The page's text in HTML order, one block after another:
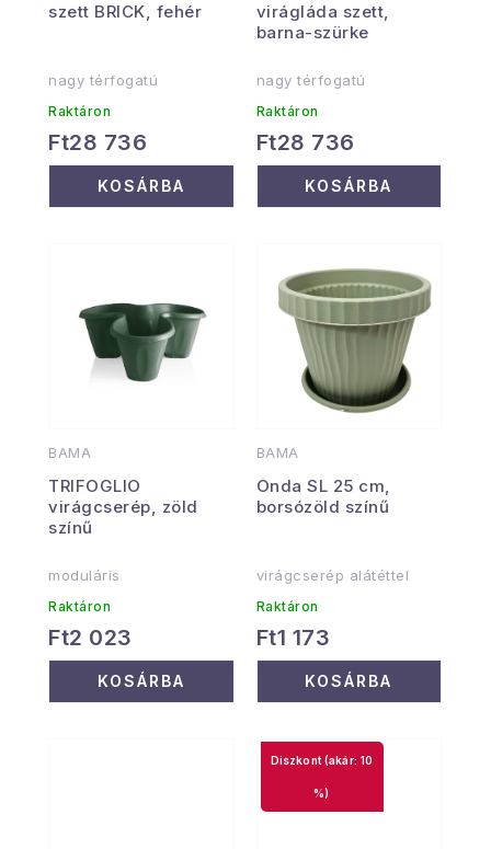
szett BRICK, fehér
nagy térfogatú
Raktáron
Ft28 736
KOSÁRBA
virágláda szett,
barna-szürke
nagy térfogatú
Raktáron
Ft28 736
KOSÁRBA
BAMA
TRIFOGLIO
virágcserép, zöld
színű
moduláris
Raktáron
Ft2 023
KOSÁRBA
BAMA
Onda SL 25 cm,
borsózöld színű
virágcserép alátéttel
Raktáron
Ft1 173
KOSÁRBA
(akár: 10
%)